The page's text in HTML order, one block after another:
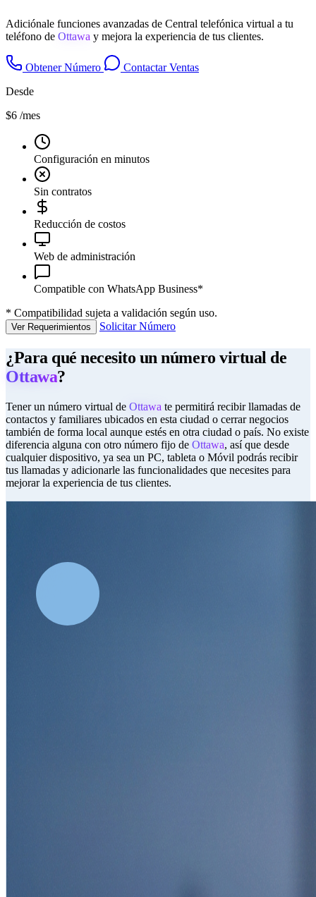
Adiciónale funciones avanzadas de Central telefónica virtual a tu
teléfono de Ottawa y mejora la experiencia de tus clientes.
Obtener Número
Contactar Ventas
Desde
$6 /mes
Configuración en minutos
Sin contratos
Reducción de costos
Web de administración
Compatible con WhatsApp Business*
* Compatibilidad sujeta a validación según uso.
Ver Requerimientos Solicitar Número
¿Para qué necesito un número virtual de
Ottawa?
Tener un número virtual de Ottawa te permitirá recibir llamadas de
contactos y familiares ubicados en esta ciudad o cerrar negocios
también de forma local aunque estés en otra ciudad o país. No existe
diferencia alguna con otro número fijo de Ottawa, así que desde
cualquier dispositivo, ya sea un PC, tableta o Móvil podrás recibir
tus llamadas y adicionarle las funcionalidades que necesites para
mejorar la experiencia de tus clientes.